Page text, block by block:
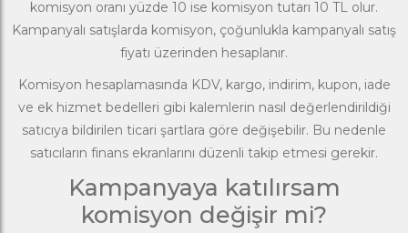
komisyon oranı yüzde 10 ise komisyon tutarı 10 TL olur.
Kampanyalı satışlarda komisyon, çoğunlukla kampanyalı satış
fiyatı üzerinden hesaplanır.
Komisyon hesaplamasında KDV, kargo, indirim, kupon, iade
ve ek hizmet bedelleri gibi kalemlerin nasıl değerlendirildiği
satıcıya bildirilen ticari şartlara göre değişebilir. Bu nedenle
satıcıların finans ekranlarını düzenli takip etmesi gerekir.
Kampanyaya katılırsam
komisyon değişir mi?